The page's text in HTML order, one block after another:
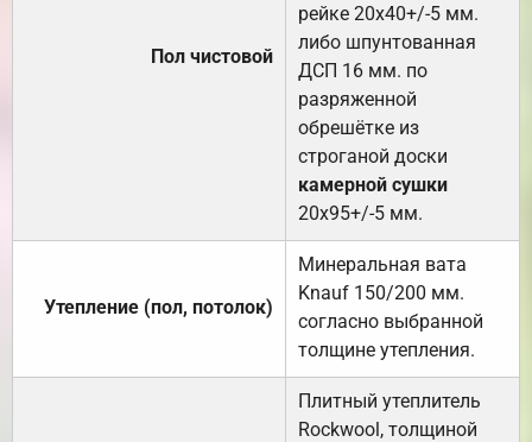
Пол чистовой
рейке 20х40+/-5 мм.
либо шпунтованная
ДСП 16 мм. по
разряженной
обрешётке из
строганой доски
камерной сушки
20х95+/-5 мм.
Утепление (пол, потолок)
Минеральная вата
Knauf 150/200 мм.
согласно выбранной
толщине утепления.
Плитный утеплитель
Rockwool, толщиной